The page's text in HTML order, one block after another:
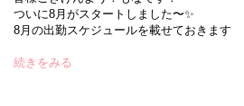
ついに8月がスタートしました〜✨
8月の出勤スケジュールを載せておきます
続きをみる